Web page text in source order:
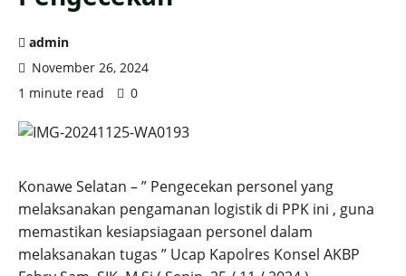
admin
November 26, 2024
1 minute read
0
Konawe Selatan – ” Pengecekan personel yang
melaksanakan pengamanan logistik di PPK ini , guna
memastikan kesiapsiagaan personel dalam
melaksanakan tugas ” Ucap Kapolres Konsel AKBP